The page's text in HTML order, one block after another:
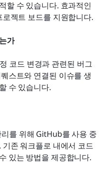
할 수 있습니다. 효과적인
젝트 보드를 지원합니다.
가
코드 변경과 관련된 버그
스트와 연결된 이슈를 생
수 있습니다.
를 위해 GitHub를 사용 중
존 워크플로 내에서 코드
있는 방법을 제공합니다.